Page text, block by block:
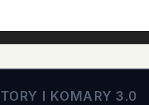
I KOMARY 3.0